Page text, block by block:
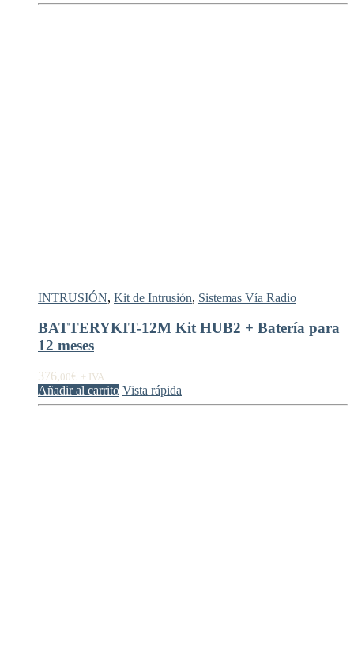
INTRUSIÓN, Kit de Intrusión, Sistemas Vía Radio
BATTERYKIT-12M Kit HUB2 + Batería para
12 meses
376,00€ + IVA
Añadir al carrito Vista rápida